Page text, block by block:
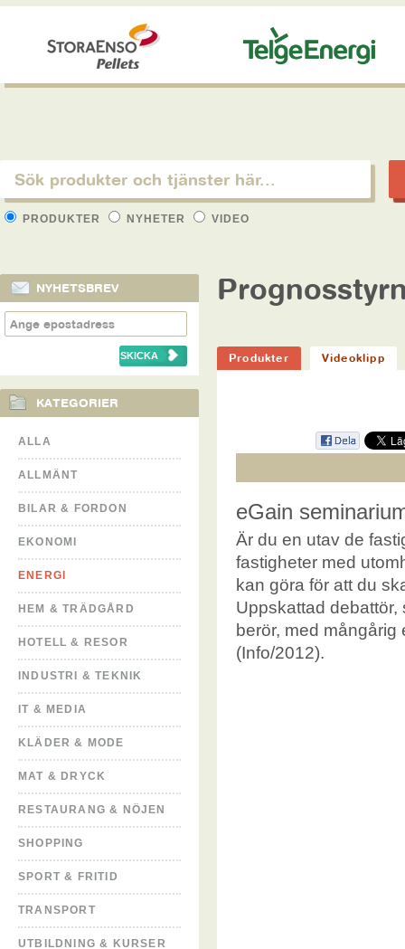
PRODUKTER NYHETER VIDEO
NYHETSBREV
KATEGORIER
ALLA
ALLMÄNT
BILAR & FORDON
EKONOMI
ENERGI
HEM & TRÄDGÅRD
HOTELL & RESOR
INDUSTRI & TEKNIK
IT & MEDIA
KLÄDER & MODE
MAT & DRYCK
RESTAURANG & NÖJEN
SHOPPING
SPORT & FRITID
TRANSPORT
UTBILDNING & KURSER
Produkter Videoklipp
eGain
Är du en utav de
fastigheter med
kan göra för att du
Uppskattad
berör, med
(Info/2012).